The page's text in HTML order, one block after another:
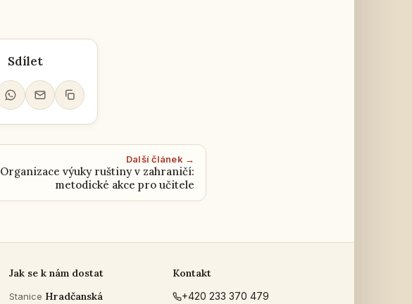
Sdílet
Další článek →
Organizace výuky ruštiny v zahraničí:
metodické akce pro učitele
Jak se k nám dostat
Stanice Hradčanská
Kontakt
+420 233 370 479